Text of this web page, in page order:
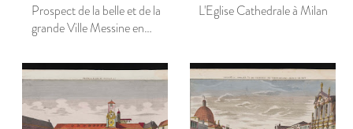
Prospect de la belle et de la
grande Ville Messine en
L'Eglise Cathedrale à Milan